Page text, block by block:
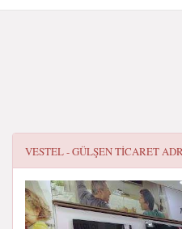
VESTEL - GÜLŞEN TICARET